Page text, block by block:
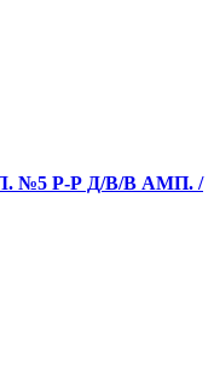
№5 Р-Р Д/В/В АМП. /